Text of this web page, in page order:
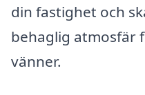
din fastighet och
behaglig atmosfär
vänner.